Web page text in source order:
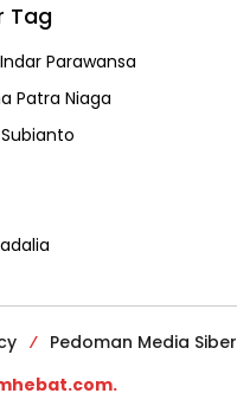
Tag
Parawansa
Patra Niaga
Pedoman Media Siber